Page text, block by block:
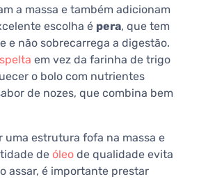
a massa e também adicionam
escolha é pera, que tem
e não sobrecarrega a digestão.
em vez da farinha de trigo
o bolo com nutrientes
de nozes, que combina bem
uma estrutura fofa na massa e
de óleo de qualidade evita
assar, é importante prestar